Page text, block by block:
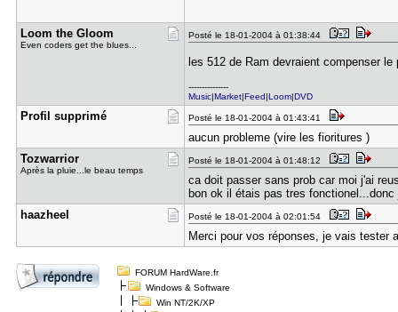
Loom the G​loom
Even coders get the blues...
Posté le 18-01-2004 à 01:38:44
les 512 de Ram devraient compenser
---------------
Music|Market|Feed|Loom|DVD
Profil sup​primé Posté le 18-01-2004 à 01:43:41
aucun probleme (vire les fioritures )
Tozwarrior
Après la pluie...le beau temps
Posté le 18-01-2004 à 01:48:12
ca doit passer sans prob car moi j'ai
bon ok il étais pas tres
haazheel
Posté le 18-01-2004 à 02:01:54
Merci pour vos réponses, je vais tester
FORUM HardWare.fr
Windows & Software
Win NT/2K/XP